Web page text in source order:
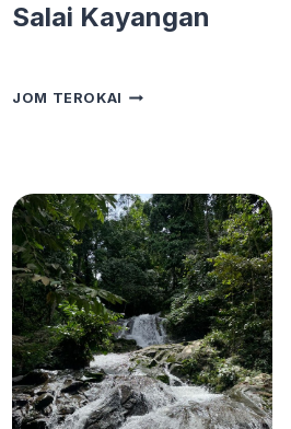
Salai Kayangan
JOM TEROKAI SALAI